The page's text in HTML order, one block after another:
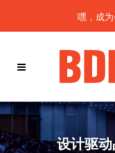
嘿，成为
设计驱